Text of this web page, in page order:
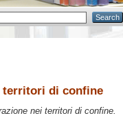
territori di confine
nei territori di confine.